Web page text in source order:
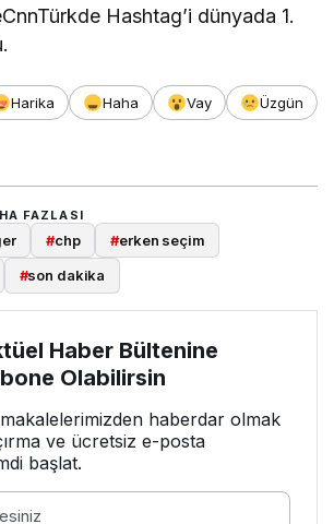
Hashtag’i dünyada 1.
Harika Haha Vay
Üzgün
FAZLASI
#chp #erken seçim
#son dakika
Haber Bültenine
Olabilirsin
haberdar olmak
ve ücretsiz e-posta
başlat.